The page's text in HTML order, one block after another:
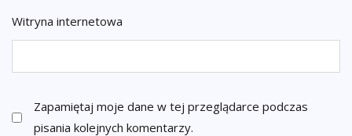
Witryna internetowa
Zapamiętaj moje dane w tej przeglądarce podczas
pisania kolejnych komentarzy.